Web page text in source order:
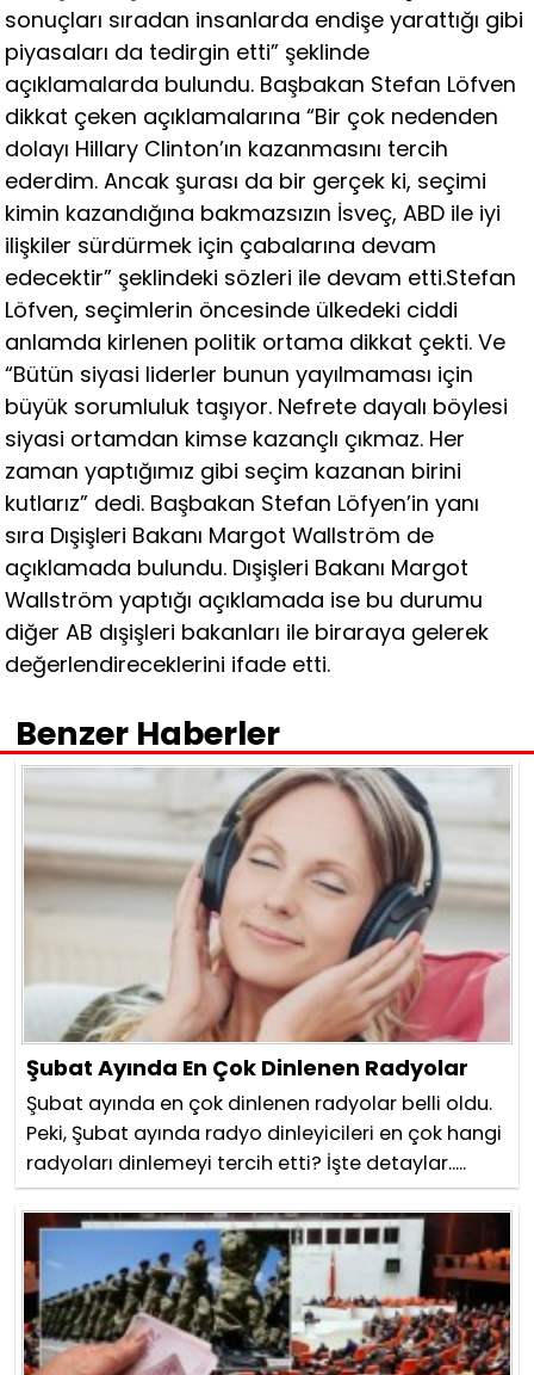
sonuçları sıradan insanlarda endişe yarattığı gibi
piyasaları da tedirgin etti” şeklinde
açıklamalarda bulundu. Başbakan Stefan Löfven
dikkat çeken açıklamalarına “Bir çok nedenden
dolayı Hillary Clinton’ın kazanmasını tercih
ederdim. Ancak şurası da bir gerçek ki, seçimi
kimin kazandığına bakmazsızın İsveç, ABD ile iyi
ilişkiler sürdürmek için çabalarına devam
edecektir” şeklindeki sözleri ile devam etti.Stefan
Löfven, seçimlerin öncesinde ülkedeki ciddi
anlamda kirlenen politik ortama dikkat çekti. Ve
“Bütün siyasi liderler bunun yayılmaması için
büyük sorumluluk taşıyor. Nefrete dayalı böylesi
siyasi ortamdan kimse kazançlı çıkmaz. Her
zaman yaptığımız gibi seçim kazanan birini
kutlarız” dedi. Başbakan Stefan Löfyen’in yanı
sıra Dışişleri Bakanı Margot Wallström de
açıklamada bulundu. Dışişleri Bakanı Margot
Wallström yaptığı açıklamada ise bu durumu
diğer AB dışişleri bakanları ile biraraya gelerek
değerlendireceklerini ifade etti.
Benzer Haberler
Şubat Ayında En Çok Dinlenen Radyolar
Şubat ayında en çok dinlenen radyolar belli oldu.
Peki, Şubat ayında radyo dinleyicileri en çok hangi
radyoları dinlemeyi tercih etti? İşte detaylar.....